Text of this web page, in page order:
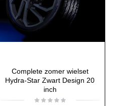
Complete zomer wielset
Hydra-Star Zwart Design 20
inch